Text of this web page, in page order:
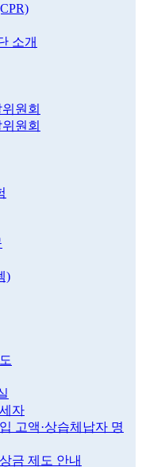
소개
원회
원회
)
자
고액·상습체납자 명
금 제도 안내